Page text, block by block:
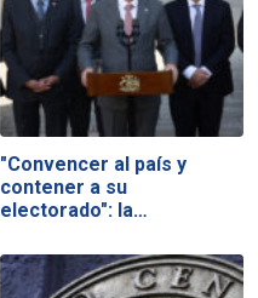
"Convencer al país y
contener a su
electorado": la…